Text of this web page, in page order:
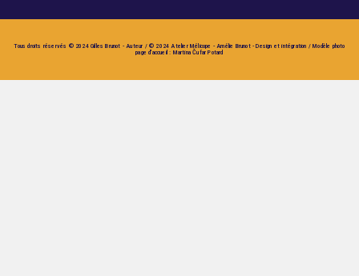
Tous droits réservés © 2024 Gilles Brunot - Auteur / © 2024 Atelier Mélicope - Amélie Brunot - Design et intégration / Modèle photo
page d'accueil : Martina Čufar Potard